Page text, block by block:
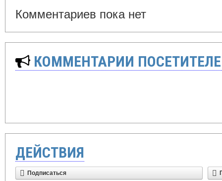
Комментариев пока нет
КОММЕНТАРИИ
ДЕЙСТВИЯ
Подписаться